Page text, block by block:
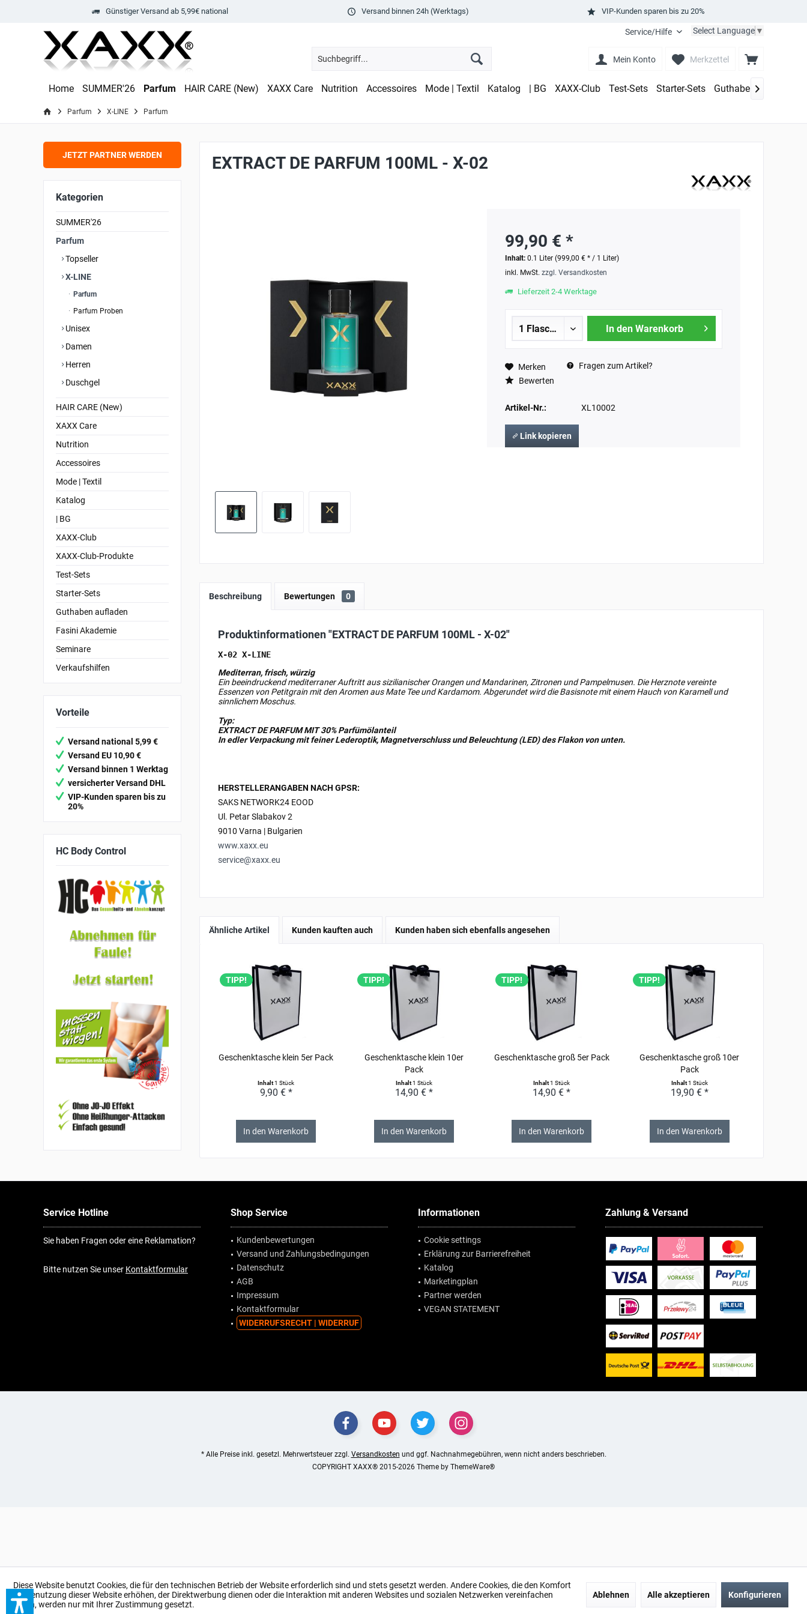
Günstiger Versand ab 5,99€ national Versand binnen 24h (Werktags) VIP-Kunden sparen bis zu 20%
Service/Hilfe Select Language ▼
Merkzettel
Mein Konto
Home SUMMER'26 Parfum HAIR CARE (New) XAXX Care Nutrition Accessoires Mode | Textil Katalog | BG XAXX-Club Test-Sets Starter-Sets Guthaben aufladen

Parfum X-LINE Parfum
JETZT PARTNER WERDEN
Kategorien
SUMMER'26
Parfum
Topseller
X-LINE
Parfum
Parfum Proben
Unisex
Damen
Herren
Duschgel
HAIR CARE (New)
XAXX Care
Nutrition
Accessoires
Mode | Textil
Katalog
| BG
XAXX-Club
XAXX-Club-Produkte
Test-Sets
Starter-Sets
Guthaben aufladen
Fasini Akademie
Seminare
Verkaufshilfen
Vorteile
Versand national 5,99 €
Versand EU 10,90 €
Versand binnen 1 Werktag
versicherter Versand DHL
VIP-Kunden sparen bis zu
20%
HC Body Control
EXTRACT DE PARFUM 100ML - X-02
99,90 € *
Inhalt: 0.1 Liter (999,00 € * / 1 Liter)
inkl. MwSt. zzgl. Versandkosten
Lieferzeit 2-4 Werktage
In den Warenkorb
Merken
Fragen zum Artikel?
Bewerten
Artikel-Nr.: XL10002
Link kopieren
Beschreibung Bewertungen 0
Produktinformationen "EXTRACT DE PARFUM 100ML - X-02"
X-02 X-LINE
Mediterran, frisch, würzig
Ein beeindruckend mediterraner Auftritt aus sizilianischer Orangen und Mandarinen, Zitronen und Pampelmusen. Die Herznote vereinte
Essenzen von Petitgrain mit den Aromen aus Mate Tee und Kardamom. Abgerundet wird die Basisnote mit einem Hauch von Karamell und
sinnlichem Moschus.
Typ:
EXTRACT DE PARFUM MIT 30%Parfümölanteil
In edler Verpackung mit feiner Lederoptik, Magnetverschluss und Beleuchtung (LED) des Flakon von unten.
HERSTELLERANGABEN NACH GPSR:
SAKS NETWORK24 EOOD
Ul. Petar Slabakov 2
9010 Varna | Bulgarien
www.xaxx.eu
service@xaxx.eu
Ähnliche Artikel Kunden kauften auch Kunden haben sich ebenfalls angesehen
TIPP!
Geschenktasche klein 5er Pack
Inhalt1 Stück
9,90 € *
In den Warenkorb
TIPP!
Geschenktasche klein 10er
Pack
Inhalt1 Stück
14,90 € *
In den Warenkorb
TIPP!
Geschenktasche groß 5er Pack
Inhalt1 Stück
14,90 € *
In den Warenkorb
TIPP!
Geschenktasche groß 10er
Pack
Inhalt1 Stück
19,90 € *
In den Warenkorb
Service Hotline
Sie haben Fragen oder eine Reklamation?
Bitte nutzen Sie unser Kontaktformular
Shop Service
Kundenbewertungen
Versand und Zahlungsbedingungen
Datenschutz
AGB
Impressum
Kontaktformular
WIDERRUFSRECHT | WIDERRUF
Informationen
Cookie settings
Erklärung zur Barrierefreiheit
Katalog
Marketingplan
Partner werden
VEGAN STATEMENT
Zahlung & Versand
* Alle Preise inkl. gesetzl. Mehrwertsteuer zzgl. Versandkosten und ggf. Nachnahmegebühren, wenn nicht anders beschrieben.
COPYRIGHT XAXX® 2015-2026 Theme by ThemeWare®
Diese Website benutzt Cookies, die für den technischen Betrieb der Website erforderlich sind und stets gesetzt werden. Andere Cookies, die den Komfort
bei Benutzung dieser Website erhöhen, der Direktwerbung dienen oder die Interaktion mit anderen Websites und sozialen Netzwerken vereinfachen
sollen, werden nur mit Ihrer Zustimmung gesetzt.
Ablehnen Alle akzeptieren Konfigurieren